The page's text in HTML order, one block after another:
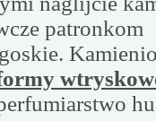
patronkom